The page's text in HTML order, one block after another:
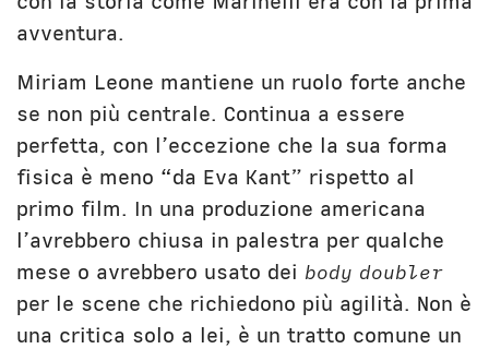
avventura.
Miriam Leone mantiene un ruolo forte anche
se non più centrale. Continua a essere
perfetta, con l’eccezione che la sua forma
fisica è meno “da Eva Kant” rispetto al
primo film. In una produzione americana
l’avrebbero chiusa in palestra per qualche
mese o avrebbero usato dei body doubler
per le scene che richiedono più agilità. Non è
una critica solo a lei, è un tratto comune un